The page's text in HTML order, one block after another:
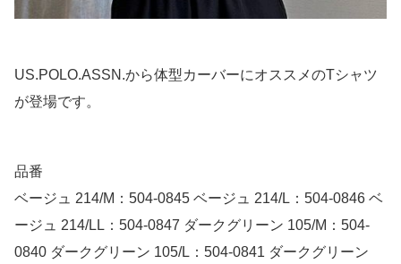
US.POLO.ASSN.から体型カーバーにオススメのTシャツ
が登場です。
品番
ベージュ 214/M：504-0845 ベージュ 214/L：504-0846 ベ
ージュ 214/LL：504-0847 ダークグリーン 105/M：504-
0840 ダークグリーン 105/L：504-0841 ダークグリーン